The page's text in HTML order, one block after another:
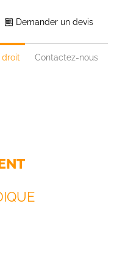
Demander un devis
droit Contactez-nous